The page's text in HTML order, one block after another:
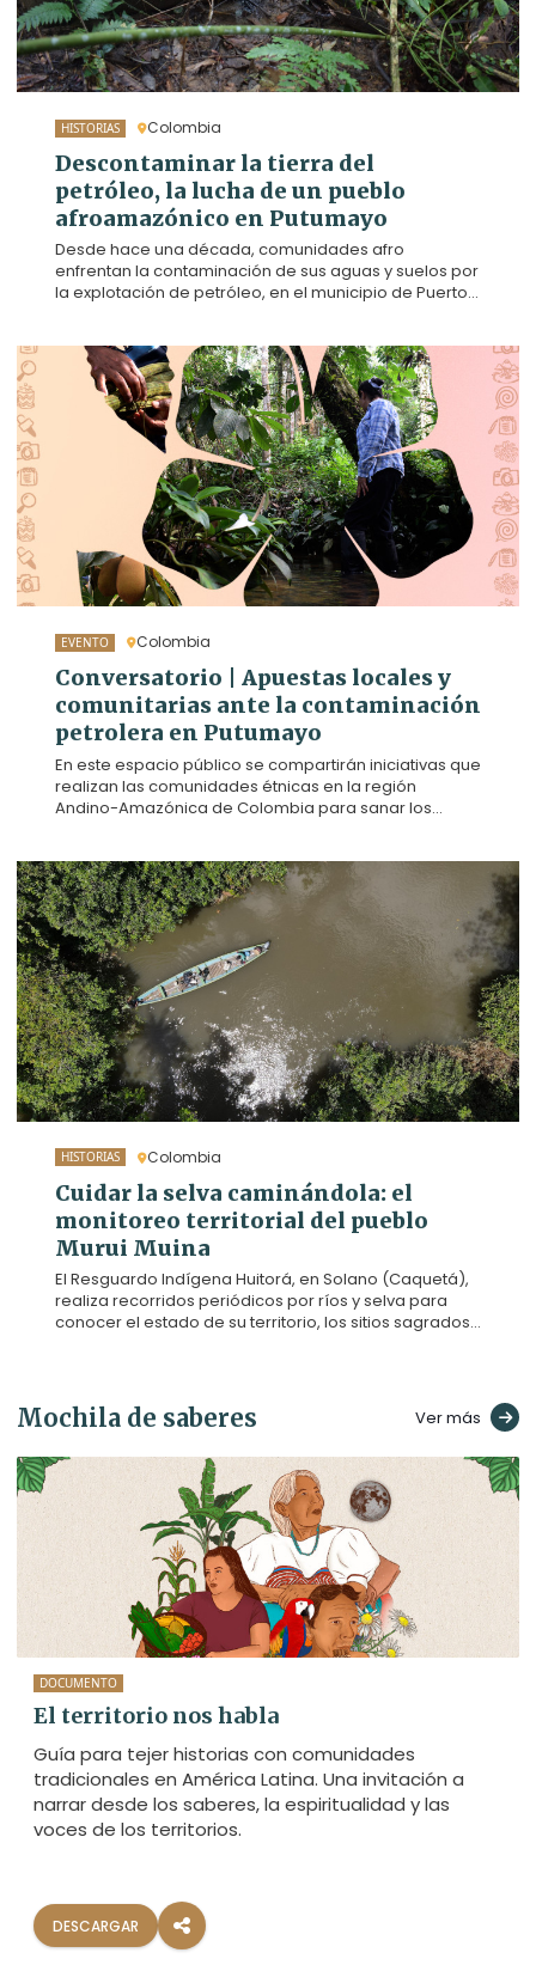
HISTORIAS Colombia
Descontaminar la tierra del
petróleo, la lucha de un pueblo
afroamazónico en Putumayo
Desde hace una década, comunidades afro
enfrentan la contaminación de sus aguas y suelos por
la explotación de petróleo, en el municipio de Puerto
minería de oro para reforestar un bosque y vivir de
frutales amazónicos, pero ese sueño se ve
amenazado por la presencia de hidrocarburos en
una de las quebradas vitales para el proyecto
productivo. Hoy exigen que el Estado y la empresa
petrolera descontaminen sus tierras.
EVENTO Colombia
Conversatorio | Apuestas locales y
comunitarias ante la contaminación
petrolera en Putumayo
En este espacio público se compartirán iniciativas que
realizan las comunidades étnicas en la región
Andino-Amazónica de Colombia para sanar los
de soluciones a los retos en acceso a la justicia y
reparación que enfrentan los territorios
afrodescendientes e indígenas.
HISTORIAS Colombia
Cuidar la selva caminándola: el
monitoreo territorial del pueblo
Murui Muina
El Resguardo Indígena Huitorá, en Solano (Caquetá),
realiza recorridos periódicos por ríos y selva para
conocer el estado de su territorio, los sitios sagrados
acompañó uno de estos trayectos por el río Orotuya.
Mochila de saberes Ver más
DOCUMENTO
El territorio nos habla
Guía para tejer historias con comunidades
tradicionales en América Latina. Una invitación a
narrar desde los saberes, la espiritualidad y las
voces de los territorios.
DESCARGAR